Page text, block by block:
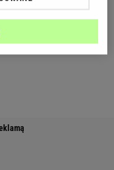
z chrupiącym
jędrność i